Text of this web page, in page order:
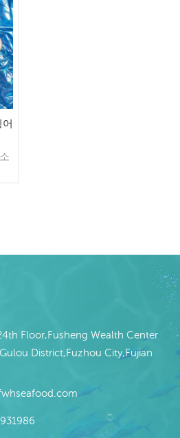
Floor,Fusheng Wealth Center
District,Fuzhou City,Fujian